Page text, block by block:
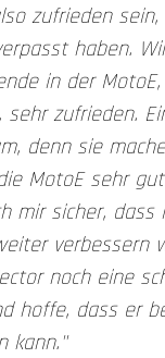
zufrieden
haben.
in der
zufrieden.
denn sie
MotoE sehr
mir sicher, dass
verbessern
noch eine
hoffe, dass er
kann."